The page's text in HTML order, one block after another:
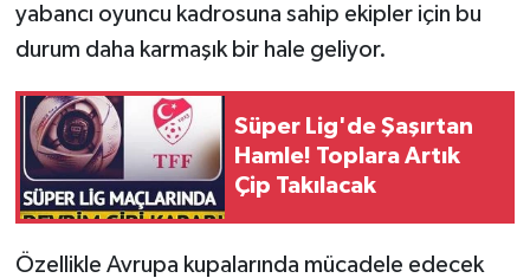
yabancı oyuncu kadrosuna sahip ekipler için bu
durum daha karmaşık bir hale geliyor.
Süper Lig'de Şaşırtan
Hamle! Toplara Artık
Çip Takılacak
Özellikle Avrupa kupalarında mücadele edecek